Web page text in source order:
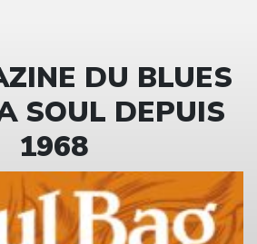
DU BLUES
SOUL DEPUIS
1968